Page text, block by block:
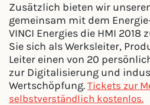
Zusätzlich bieten wir
gemeinsam mit dem
VINCI Energies die HMI 2018
Sie sich als Werksleiter,
Leiter einen von 20
zur Digitalisierung und
Wertschöpfung. Tickets zur
selbstverständlich kostenlos.